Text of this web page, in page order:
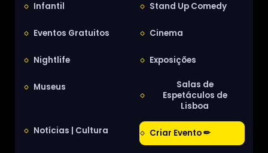
Infantil Stand Up Comedy
Eventos Gratuitos Cinema
Nightlife Exposições
Museus
Salas de
Espetáculos de
Lisboa
Notícias | Cultura Criar Evento ✏